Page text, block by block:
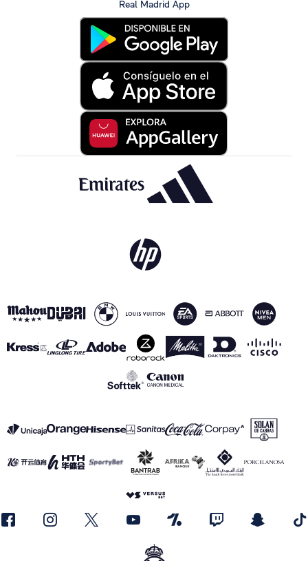
Real Madrid App